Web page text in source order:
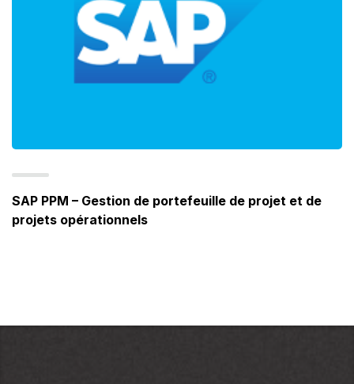
SAP PPM – Gestion de portefeuille de projet et de
projets opérationnels